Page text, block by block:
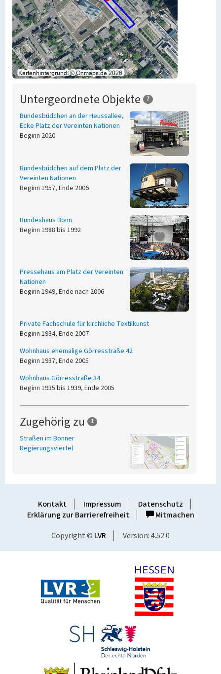
Untergeordnete Objekte 7
Bundesbüdchen an der Heussallee,
Ecke Platz der Vereinten Nationen
Beginn 2020
Bundesbüdchen auf dem Platz der
Vereinten Nationen
Beginn 1957, Ende 2006
Bundeshaus Bonn
Beginn 1988 bis 1992
Pressehaus am Platz der Vereinten
Nationen
Beginn 1949, Ende nach 2006
Private Fachschule für kirchliche Textilkunst
Beginn 1934, Ende 2007
Wohnhaus ehemalige Görresstraße 42
Beginn 1937, Ende 2005
Wohnhaus Görresstraße 34
Beginn 1935 bis 1939, Ende 2005
Zugehörig zu 1
Straßen im Bonner
Regierungsviertel
Kontakt Impressum
Datenschutz
Erklärung zur Barrierefreiheit
Mitmachen
Copyright © LVR Version: 4.52.0